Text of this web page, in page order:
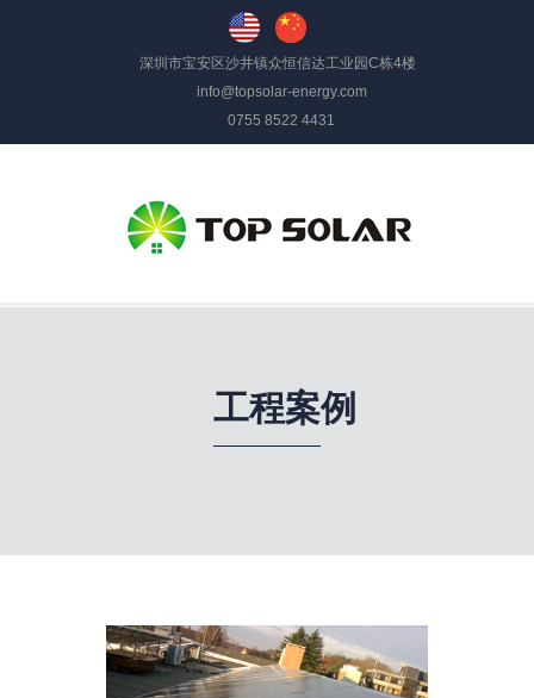
深圳市宝安区沙井镇众恒信达工业园C栋4楼
info@topsolar-energy.com
0755 8522 4431
工程案例